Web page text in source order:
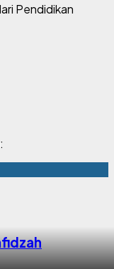
Pendidikan